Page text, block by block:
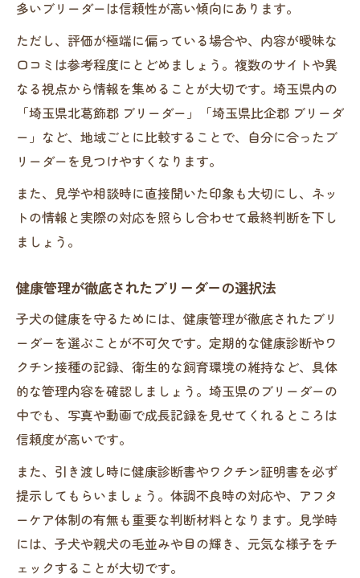
多いブリーダーは信頼性が高い傾向にあります。
ただし、評価が極端に偏っている場合や、内容が曖昧な
口コミは参考程度にとどめましょう。複数のサイトや異
なる視点から情報を集めることが大切です。埼玉県内の
「埼玉県北葛飾郡 ブリーダー」「埼玉県比企郡 ブリーダ
ー」など、地域ごとに比較することで、自分に合ったブ
リーダーを見つけやすくなります。
また、見学や相談時に直接聞いた印象も大切にし、ネッ
トの情報と実際の対応を照らし合わせて最終判断を下し
ましょう。
健康管理が徹底されたブリーダーの選択法
子犬の健康を守るためには、健康管理が徹底されたブリ
ーダーを選ぶことが不可欠です。定期的な健康診断やワ
クチン接種の記録、衛生的な飼育環境の維持など、具体
的な管理内容を確認しましょう。埼玉県のブリーダーの
中でも、写真や動画で成長記録を見せてくれるところは
信頼度が高いです。
また、引き渡し時に健康診断書やワクチン証明書を必ず
提示してもらいましょう。体調不良時の対応や、アフタ
ーケア体制の有無も重要な判断材料となります。見学時
には、子犬や親犬の毛並みや目の輝き、元気な様子をチ
ェックすることが大切です。